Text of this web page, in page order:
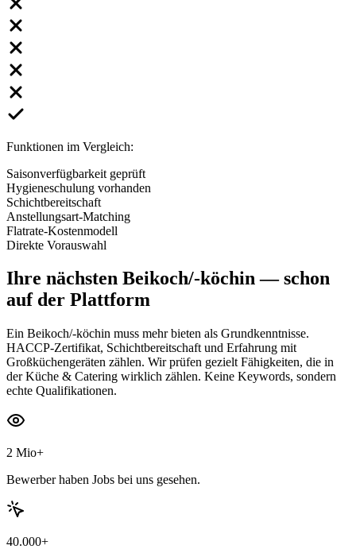
Funktionen im Vergleich:
Saisonverfügbarkeit geprüft
Hygieneschulung vorhanden
Schichtbereitschaft
Anstellungsart-Matching
Flatrate-Kostenmodell
Direkte Vorauswahl
Ihre nächsten Beikoch/-köchin— schon
auf der Plattform
Ein Beikoch/-köchin muss mehr bieten als Grundkenntnisse.
HACCP-Zertifikat, Schichtbereitschaft und Erfahrung mit
Großküchengeräten zählen. Wir prüfen gezielt Fähigkeiten, die in
der Küche & Catering wirklich zählen. Keine Keywords, sondern
echte Qualifikationen.
2 Mio+
Bewerber haben Jobs bei uns gesehen.
40.000+